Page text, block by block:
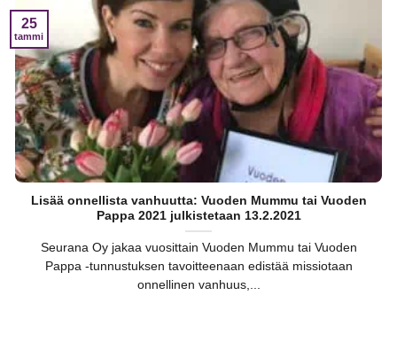
Lisää onnellista vanhuutta: Vuoden Mummu tai Vuoden
Pappa 2021 julkistetaan 13.2.2021
Seurana Oy jakaa vuosittain Vuoden Mummu tai Vuoden
Pappa -tunnustuksen tavoitteenaan edistää missiotaan
onnellinen vanhuus,...
25
tammi